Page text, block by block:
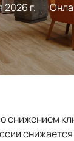
2026 г.
снижением